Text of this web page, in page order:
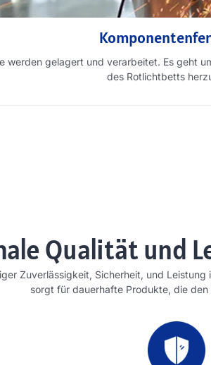
gelagert und verarbeitet. Es geht
des Rotlichtbetts
Qualität und
Zuverlässigkeit, Sicherheit, und
sorgt für dauerhafte Produkte, die